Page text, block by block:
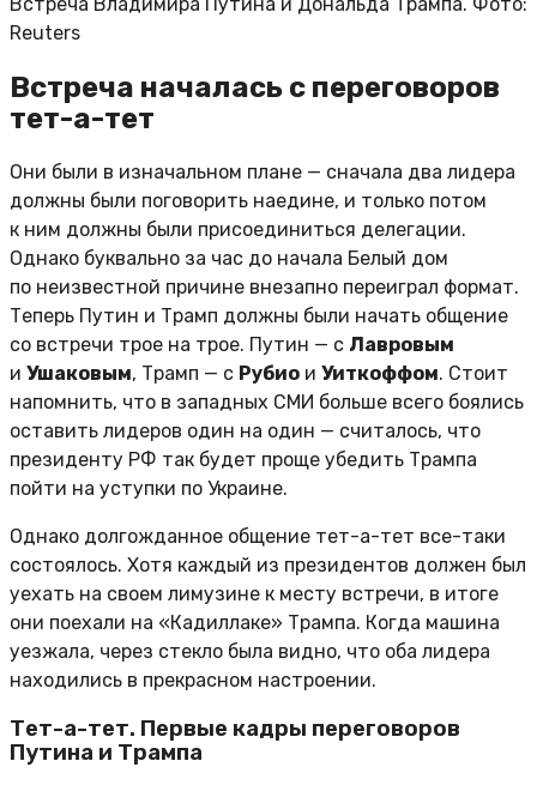
Reuters
Встреча началась с переговоров
тет-а-тет
Они были в изначальном плане — сначала два лидера
должны были поговорить наедине, и только потом
к ним должны были присоединиться делегации.
Однако буквально за час до начала Белый дом
по неизвестной причине внезапно переиграл формат.
Теперь Путин и Трамп должны были начать общение
со встречи трое на трое. Путин — с Лавровым
и Ушаковым, Трамп — с Рубио и Уиткоффом. Стоит
напомнить, что в западных СМИ больше всего боялись
оставить лидеров один на один — считалось, что
президенту РФ так будет проще убедить Трампа
пойти на уступки по Украине.
Однако долгожданное общение тет-а-тет все-таки
состоялось. Хотя каждый из президентов должен был
уехать на своем лимузине к месту встречи, в итоге
они поехали на «Кадиллаке» Трампа. Когда машина
уезжала, через стекло была видно, что оба лидера
находились в прекрасном настроении.
Тет-а-тет. Первые кадры переговоров
Путина и Трампа